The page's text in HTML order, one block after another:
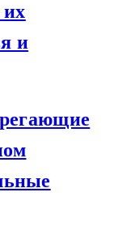
и